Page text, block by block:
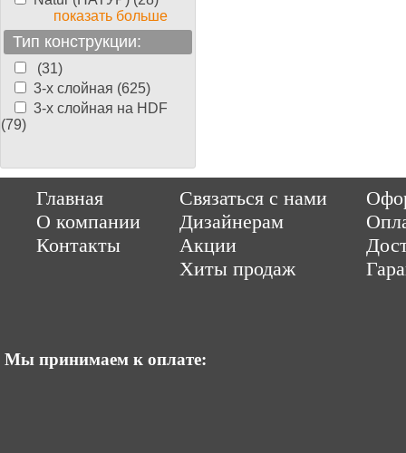
показать больше
Тип конструкции:
(31)
3-х слойная (625)
3-х слойная на HDF
(79)
Главная
О компании
Контакты
Связаться с нами
Дизайнерам
Акции
Хиты продаж
Мы принимаем к оплате:
ItCompany Продвижение сайтов by «ВзлЁт»